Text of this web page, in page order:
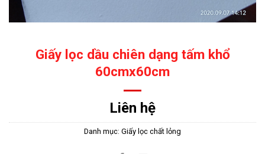
Giấy lọc dầu chiên dạng tấm khổ
60cmx60cm
Liên hệ
Danh mục: Giấy lọc chất lỏng